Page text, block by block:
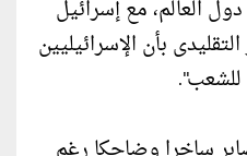
العالم، مع إسرائيل
بأن الإسرائيليين